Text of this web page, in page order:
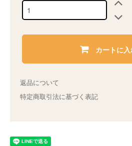
カートに
返品について
特定商取引法に基づく表記